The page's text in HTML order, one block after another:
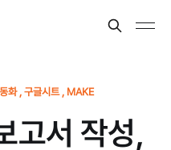
화 구글시트 MAKE
고서 작성,